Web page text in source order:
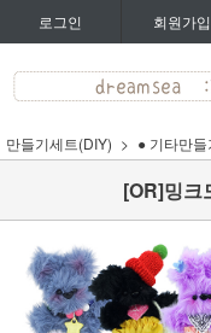
로그인 회원가입
만들기세트(DIY) ● 기타만들
[OR]밍크